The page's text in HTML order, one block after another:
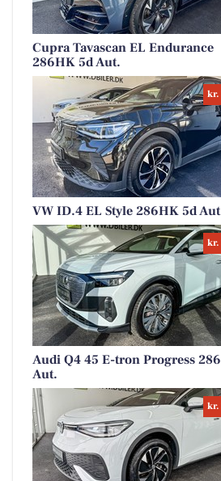
Cupra Tavascan EL Endurance
286HK 5d Aut.
kr.
VW ID.4 EL Style 286HK 5d
kr.
Audi Q4 45 E-tron Progress
Aut.
kr.